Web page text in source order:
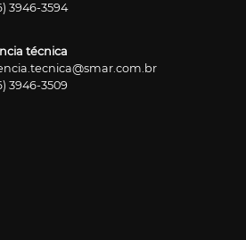
3946-3594
técnica
3946-3509